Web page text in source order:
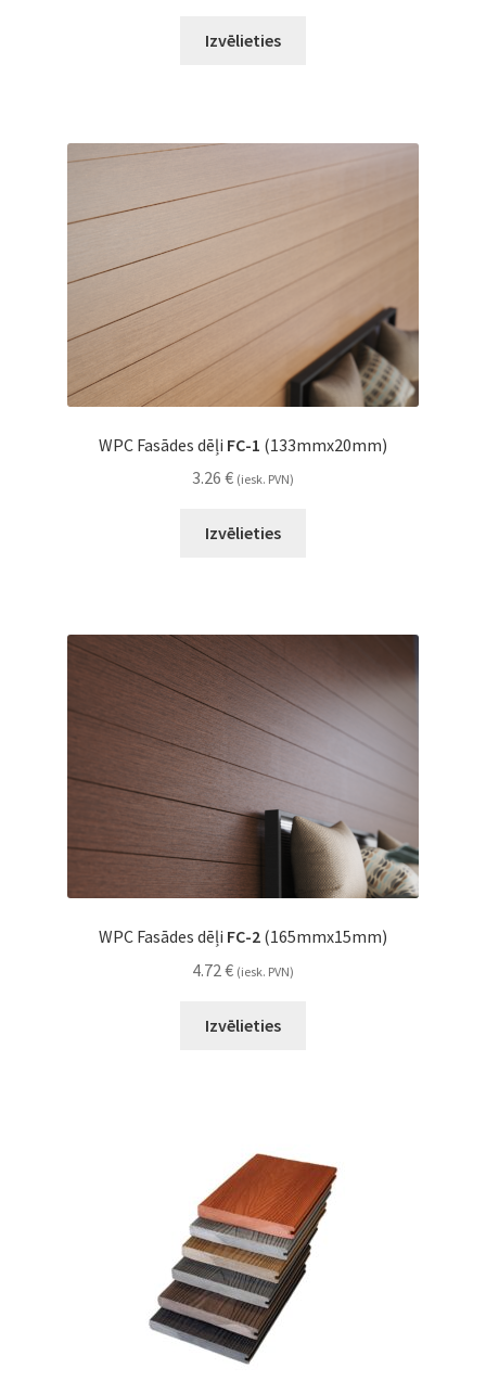
Izvēlieties
WPC Fasādes dēļi FC-1 (133mmx20mm)
3.26 € (iesk. PVN)
Izvēlieties
WPC Fasādes dēļi FC-2 (165mmx15mm)
4.72€ (iesk. PVN)
Izvēlieties